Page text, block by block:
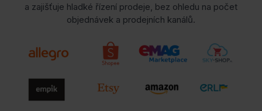
a zajišťuje hladké řízení prodeje, bez ohledu na počet
objednávek a prodejních kanálů.